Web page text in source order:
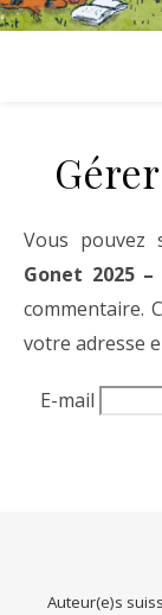
Vous
Gonet 2025
commentaire.
votre adresse
E-mail
Auteur(e)s